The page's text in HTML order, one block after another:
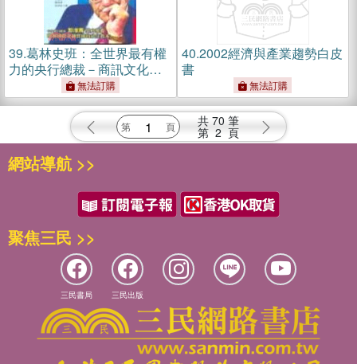
39.葛林史班：全世界最有權
力的央行總裁－商訊文化叢
無法訂購
40.2002經濟與產業趨勢白皮
書
無法訂購
共 70 筆
第 2 頁
網站導航 >>
聚焦三民 >>
三民書局 三民出版